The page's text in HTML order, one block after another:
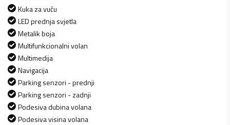
Kuka za vuču
LED prednja svjetla
Metalik boja
Multifunkcionalni volan
Multimedija
Navigacija
Parking senzori - prednji
Parking senzori - zadnji
Podesiva dubina volana
Podesiva visina volana